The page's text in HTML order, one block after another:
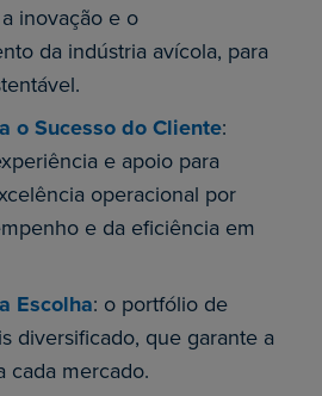
inovação e o
da indústria avícola, para
o Sucesso do Cliente:
e apoio para
operacional por
e da eficiência em
Escolha: o portfólio de
diversificado, que garante a
cada mercado.